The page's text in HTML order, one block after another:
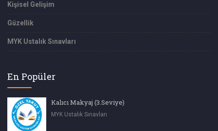
Kişisel Gelişim
Güzellik
MYK Ustalık Sınavları
En Popüler
Kalıcı Makyaj (3.Seviye)
MYK Ustalık Sınavları